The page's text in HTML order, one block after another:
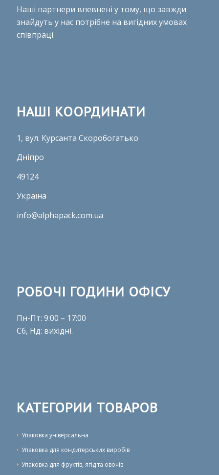
Наші партнери впевнені у тому, що завжди
знайдуть у нас потрібне на вигідних умовах
співпраці.
НАШІ КООРДИНАТИ
1, вул. Курсанта Скоробогатько
Дніпро
49124
Україна
info@alphapack.com.ua
РОБОЧІ ГОДИНИ ОФІСУ
Пн-Пт: 9:00 – 17:00
Сб, Нд: вихідні.
КАТЕГОРИИ ТОВАРОВ
Упаковка універсальна
Упаковка для кондитерських виробів
Упаковка для фруктів, ягід та овочів